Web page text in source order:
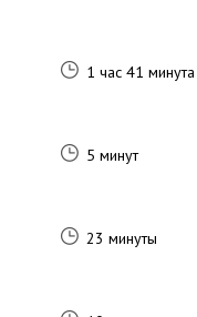
1 час 41 минута
5 минут
23 минуты